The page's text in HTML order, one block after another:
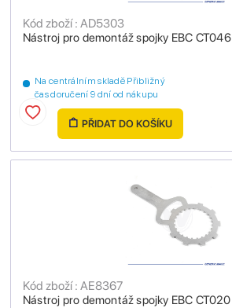
Nástroj pro demontáž spojky EBC CT046
Kód zboží : AD5303
Na centrálním skladě Přibližný
čas doručení 9 dní od nákupu
PŘIDAT DO KOŠÍKU
Nástroj pro demontáž spojky EBC CT020
Kód zboží : AE8367